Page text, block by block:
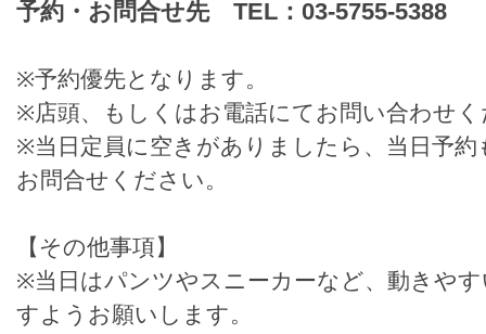
予約・お問合せ先 TEL：03-5755-5388
※予約優先となります。
※店頭、もしくはお電話にてお問い合わせ
※当日定員に空きがありましたら、当日予
お問合せください。
【その他事項】
※当日はパンツやスニーカーなど、動きや
すようお願いします。